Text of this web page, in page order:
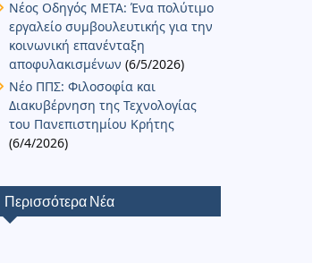
Νέος Οδηγός ΜΕΤΑ: Ένα πολύτιμο
εργαλείο συμβουλευτικής για την
κοινωνική επανένταξη
αποφυλακισμένων (6/5/2026)
Νέο ΠΠΣ: Φιλοσοφία και
Διακυβέρνηση της Τεχνολογίας
του Πανεπιστημίου Κρήτης
(6/4/2026)
Περισσότερα Νέα